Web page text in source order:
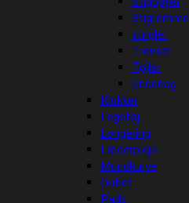
Stigremme
strigler
Trenser
Tøjler
Underlag
Klokker
Legetøj
Longering
Læderpleje
Mundkurve
Outlet
Pads